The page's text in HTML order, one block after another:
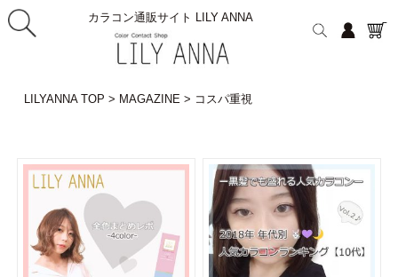
カラコン通販サイト LILY ANNA
LILYANNA TOP > MAGAZINE> コスパ重視